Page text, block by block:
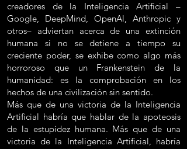
creadores de la Inteligencia Artificial –
Google, DeepMind, OpenAl, Anthropic y
otros– adviertan acerca de una extinción
humana si no se detiene a tiempo su
creciente poder, se exhibe como algo más
horroroso que un Frankenstein de la
humanidad: es la comprobación en los
hechos de una civilización sin sentido.
Más que de una victoria de la Inteligencia
Artificial habría que hablar de la apoteosis
de la estupidez humana. Más que de una
victoria de la Inteligencia Artificial, habría